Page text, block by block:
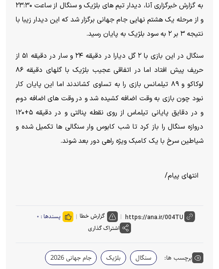
به گزارش خبرگزاری آنا، دیدار تیم های بلژیک و سنگال از ساعت ۲۳:۳۰
و از مرحله یک هشتم نهایی جام جهانی برگزار شد که این دیدار زیبا با
نتیجه ۳ بر ۲ به سود بلژیک به پایان رسید.
سنگال در این بازی با ۲ گل دیارا در دقیقه ۲۴ و سار در دقیقه ۵۱ از
حریف پیش افتاد اما در اتفاقی عجیب بلژیک با گلهای دقیقه ۸۶
لوکاکو و ۸۹ تیلمانس بازی را به تساوی کشاندند اما این پایان کار
نبود چون بازی به وقت اضافه کشیده شد و در وقت های اضافه دوم
و در دقایق پایانی تیلماس از روی نقطه پنالتی و در دقیقه ۵+۱۲۰
دروازه سنگال را باز کرد تا شب کابوس وار سنگالی ها تکمیل شده و
شیاطین سرخ با یک کامبک ویژه راهی دور بعد شوند.
انتهای پیام/
گزارش خطا پسندها : ۰
اشتراک گذاری
برچسب ها: سنگال بلژیک جام جهانی 2026